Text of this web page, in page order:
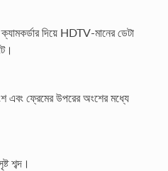
দিয়ে HDTV-মানের ডেটা
এবং ফ্রেমের উপরের অংশের মধ্যে
শব্দ।